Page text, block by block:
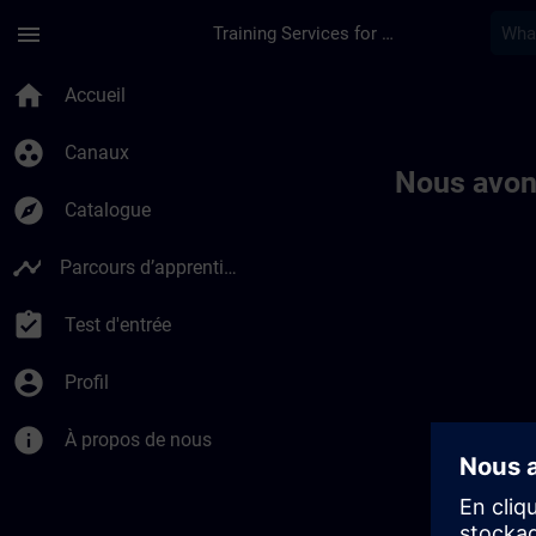
menu Training Services for Digital Industries
home Accueil
group_work Canaux
explore Catalogue
timeline Parcours d’apprentissage
assignment_turned_in Test d'entrée
account_circle Profil
info À propos de nous
Nous